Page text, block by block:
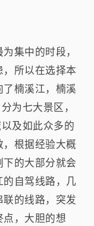
集中的时段，
所以在选择本
楠溪江，楠溪
为七大景区，
及如此众多的
根据经验大概
的大部分就会
自驾线路，几
的线路，突发
，大胆的想